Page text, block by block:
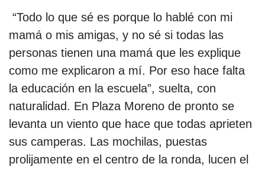
“Todo lo que sé es porque lo hablé con mi
mamá o mis amigas, y no sé si todas las
personas tienen una mamá que les explique
como me explicaron a mí. Por eso hace falta
la educación en la escuela”, suelta, con
naturalidad. En Plaza Moreno de pronto se
levanta un viento que hace que todas aprieten
sus camperas. Las mochilas, puestas
prolijamente en el centro de la ronda, lucen el